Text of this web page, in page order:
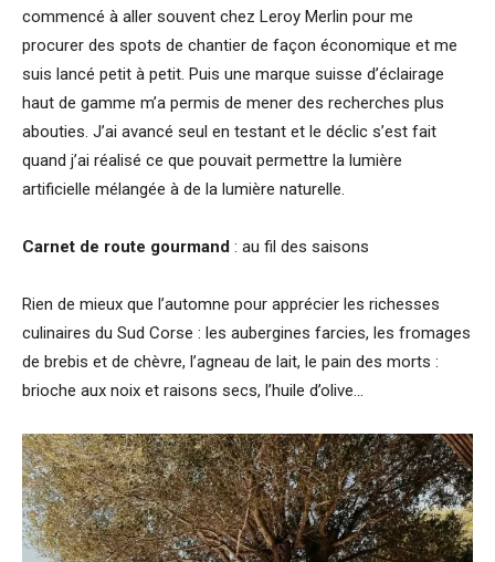
commencé à aller souvent chez Leroy Merlin pour me
procurer des spots de chantier de façon économique et me
suis lancé petit à petit. Puis une marque suisse d’éclairage
haut de gamme m’a permis de mener des recherches plus
abouties. J’ai avancé seul en testant et le déclic s’est fait
quand j’ai réalisé ce que pouvait permettre la lumière
artificielle mélangée à de la lumière naturelle.
Carnet de route gourmand : au fil des saisons
Rien de mieux que l’automne pour apprécier les richesses
culinaires du Sud Corse : les aubergines farcies, les fromages
de brebis et de chèvre, l’agneau de lait, le pain des morts :
brioche aux noix et raisons secs, l’huile d’olive…